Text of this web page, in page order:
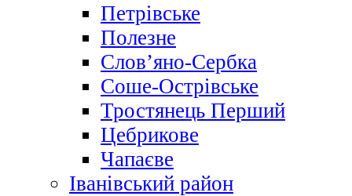
Петрівське
Полезне
Слов’яно-Сербка
Соше-Острівське
Тростянець Перший
Цебрикове
Чапаєве
Іванівський район